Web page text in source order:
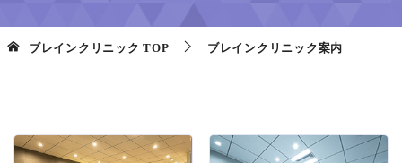
ブレインクリニック TOP ブレインクリニック案内